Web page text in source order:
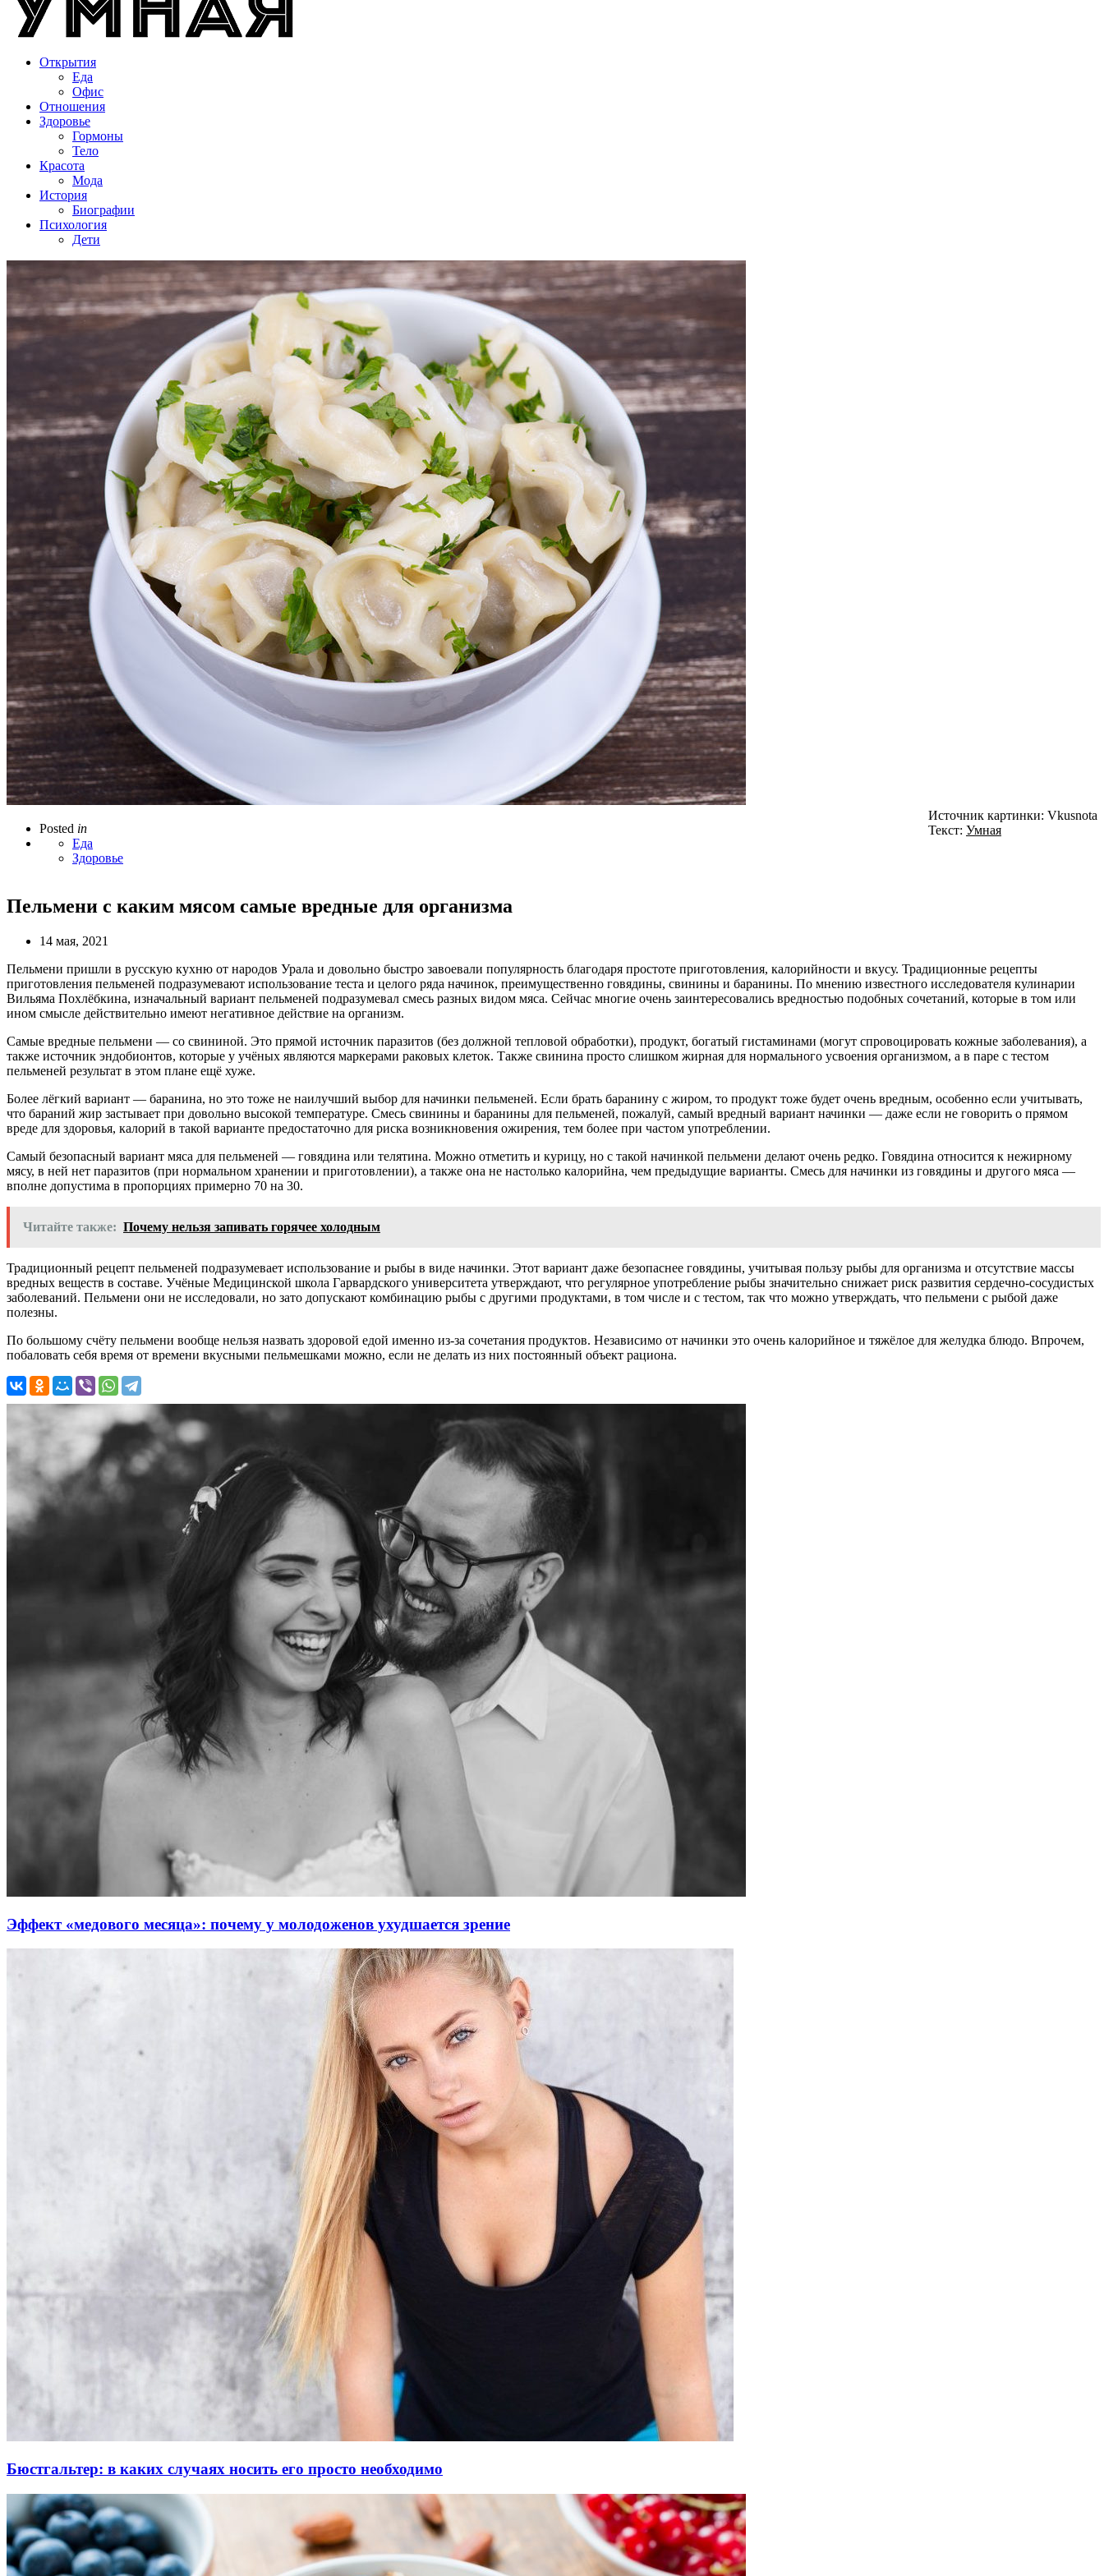
Открытия
Еда
Офис
Отношения
Здоровье
Гормоны
Тело
Красота
Мода
История
Биографии
Психология
Дети
Posted in
Еда
Здоровье
Источник картинки: Vkusnota
Текст: Умная
Пельмени с каким мясом самые вредные для организма
14 мая, 2021
Пельмени пришли в русскую кухню от народов Урала и довольно быстро завоевали популярность благодаря простоте приготовления, калорийности и вкусу. Традиционные рецепты
приготовления пельменей подразумевают использование теста и целого ряда начинок, преимущественно говядины, свинины и баранины. По мнению известного исследователя кулинарии
Вильяма Похлёбкина, изначальный вариант пельменей подразумевал смесь разных видом мяса. Сейчас многие очень заинтересовались вредностью подобных сочетаний, которые в том или
ином смысле действительно имеют негативное действие на организм.
Самые вредные пельмени — со свининой. Это прямой источник паразитов (без должной тепловой обработки), продукт, богатый гистаминами (могут спровоцировать кожные заболевания), а
также источник эндобионтов, которые у учёных являются маркерами раковых клеток. Также свинина просто слишком жирная для нормального усвоения организмом, а в паре с тестом
пельменей результат в этом плане ещё хуже.
Более лёгкий вариант — баранина, но это тоже не наилучший выбор для начинки пельменей. Если брать баранину с жиром, то продукт тоже будет очень вредным, особенно если учитывать,
что бараний жир застывает при довольно высокой температуре. Смесь свинины и баранины для пельменей, пожалуй, самый вредный вариант начинки — даже если не говорить о прямом
вреде для здоровья, калорий в такой варианте предостаточно для риска возникновения ожирения, тем более при частом употреблении.
Самый безопасный вариант мяса для пельменей — говядина или телятина. Можно отметить и курицу, но с такой начинкой пельмени делают очень редко. Говядина относится к нежирному
мясу, в ней нет паразитов (при нормальном хранении и приготовлении), а также она не настолько калорийна, чем предыдущие варианты. Смесь для начинки из говядины и другого мяса —
вполне допустима в пропорциях примерно 70 на 30.
Читайте также: Почему нельзя запивать горячее холодным
Традиционный рецепт пельменей подразумевает использование и рыбы в виде начинки. Этот вариант даже безопаснее говядины, учитывая пользу рыбы для организма и отсутствие массы
вредных веществ в составе. Учёные Медицинской школа Гарвардского университета утверждают, что регулярное употребление рыбы значительно снижает риск развития сердечно-сосудистых
заболеваний. Пельмени они не исследовали, но зато допускают комбинацию рыбы с другими продуктами, в том числе и с тестом, так что можно утверждать, что пельмени с рыбой даже
полезны.
По большому счёту пельмени вообще нельзя назвать здоровой едой именно из-за сочетания продуктов. Независимо от начинки это очень калорийное и тяжёлое для желудка блюдо. Впрочем,
побаловать себя время от времени вкусными пельмешками можно, если не делать из них постоянный объект рациона.
Эффект «медового месяца»: почему у молодоженов ухудшается зрение
Бюстгальтер: в каких случаях носить его просто необходимо